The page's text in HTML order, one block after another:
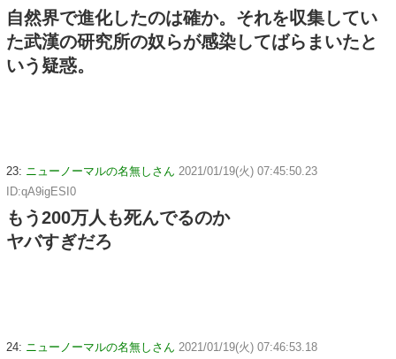
自然界で進化したのは確か。それを収集してい
た武漢の研究所の奴らが感染してばらまいたと
いう疑惑。
23: ニューノーマルの名無しさん 2021/01/19(火) 07:45:50.23
ID:qA9igESI0
もう200万人も死んでるのか
ヤバすぎだろ
24: ニューノーマルの名無しさん 2021/01/19(火) 07:46:53.18